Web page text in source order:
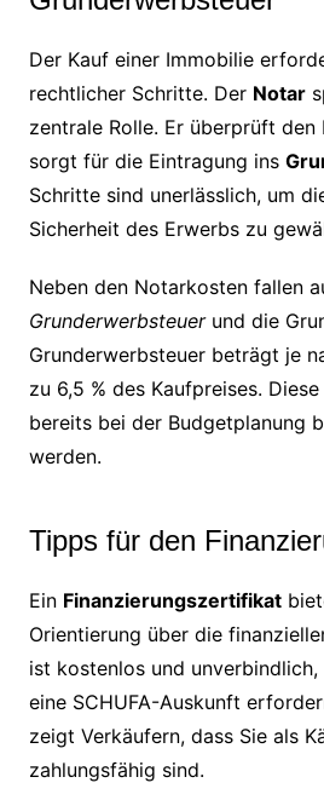
Der Kauf einer Immobilie
rechtlicher Schritte. Der Notar
zentrale Rolle. Er überprüft
sorgt für die Eintragung ins
Schritte sind unerlässlich, um
Sicherheit des Erwerbs zu
Neben den Notarkosten fallen
Grunderwerbsteuerund die
Grunderwerbsteuer beträgt je
zu 6,5 % des Kaufpreises.
bereits bei der Budgetplanung
werden.
Tipps für den
Ein Finanzierungszertifikat
Orientierung über die
ist kostenlos und
eine SCHUFA-Auskunft
zeigt Verkäufern, dass Sie als
zahlungsfähig sind.